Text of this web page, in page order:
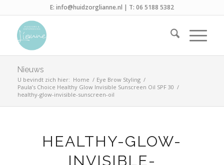
E: info@huidzorglianne.nl | T: 06 5188 5382
Nieuws
U bevindt zich hier: Home / Eye Brow Styling /
Paula’s Choice Healthy Glow Invisible Sunscreen Oil SPF 30 /
healthy-glow-invisible-sunscreen-oil
HEALTHY-GLOW-
INVISIBLE-